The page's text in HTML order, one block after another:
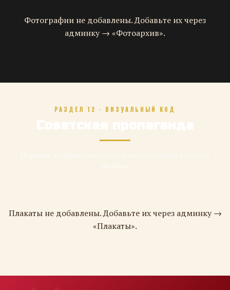
Фотографии не добавлены. Добавьте их через
админку → «Фотоархив».
РАЗДЕЛ 12 · ВИЗУАЛЬНЫЙ КОД
Советская пропаганда
Плакаты не добавлены. Добавьте их через админку →
«Плакаты».